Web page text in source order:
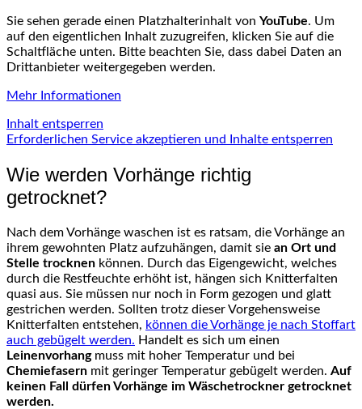
Sie sehen gerade einen Platzhalterinhalt von YouTube. Um
auf den eigentlichen Inhalt zuzugreifen, klicken Sie auf die
Schaltfläche unten. Bitte beachten Sie, dass dabei Daten an
Drittanbieter weitergegeben werden.
Mehr Informationen
Inhalt entsperren
Erforderlichen Service akzeptieren und Inhalte entsperren
Wie werden Vorhänge richtig
getrocknet?
Nach dem Vorhänge waschen ist es ratsam, die Vorhänge an
ihrem gewohnten Platz aufzuhängen, damit sie an Ort und
Stelle trocknen können. Durch das Eigengewicht, welches
durch die Restfeuchte erhöht ist, hängen sich Knitterfalten
quasi aus. Sie müssen nur noch in Form gezogen und glatt
gestrichen werden. Sollten trotz dieser Vorgehensweise
Knitterfalten entstehen, können die Vorhänge je nach Stoffart
auch gebügelt werden. Handelt es sich um einen
Leinenvorhangmuss mit hoher Temperatur und bei
Chemiefasern mit geringer Temperatur gebügelt werden. Auf
keinen Fall dürfen Vorhänge im Wäschetrockner getrocknet
werden.